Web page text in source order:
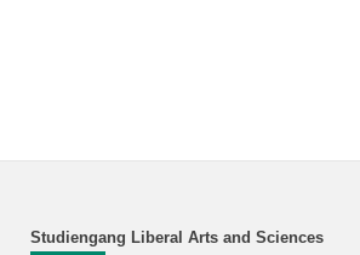
Studiengang Liberal Arts and Sciences